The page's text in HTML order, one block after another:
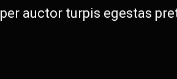
auctor turpis egestas